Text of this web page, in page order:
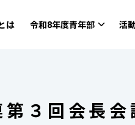
は 令和8年度青年部 活
３回会長会